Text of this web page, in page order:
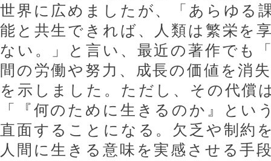
世界に広めましたが、「あらゆる
能と共生できれば、人類は繁栄を
ない。」と言い、最近の著作でも
間の労働や努力、成長の価値を消
を示しました。ただし、その代償
「『何のために生きるのか』とい
直面することになる。欠乏や制約
人間に生きる意味を実感させる手